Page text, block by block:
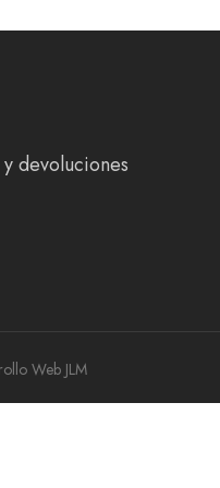
devoluciones
Web JLM